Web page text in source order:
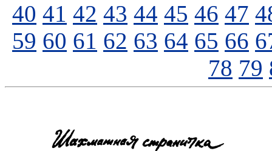
40 41 42 43 44 45 46 47
59 60 61 62 63 64 65 66
78 79